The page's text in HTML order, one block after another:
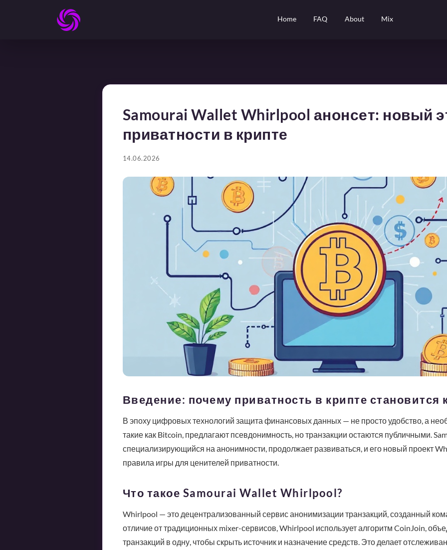
Home FAQ About Mix
Samourai Wallet Whirlpool анонсет: новый
приватности в крипте
14.06.2026
Введение: почему приватность в крипте становится
В эпоху цифровых технологий защита финансовых данных — не просто удобство, а
такие как Bitcoin, предлагают псевдонимность, но транзакции остаются публичными.
специализирующийся на анонимности, продолжает развиваться, и его новый проект
правила игры для ценителей приватности.
Что такое Samourai Wallet Whirlpool?
Whirlpool — это децентрализованный сервис анонимизации транзакций, созданный
отличие от традиционных mixer-сервисов, Whirlpool использует алгоритм CoinJoin,
транзакций в одну, чтобы скрыть источник и назначение средств. Это делает